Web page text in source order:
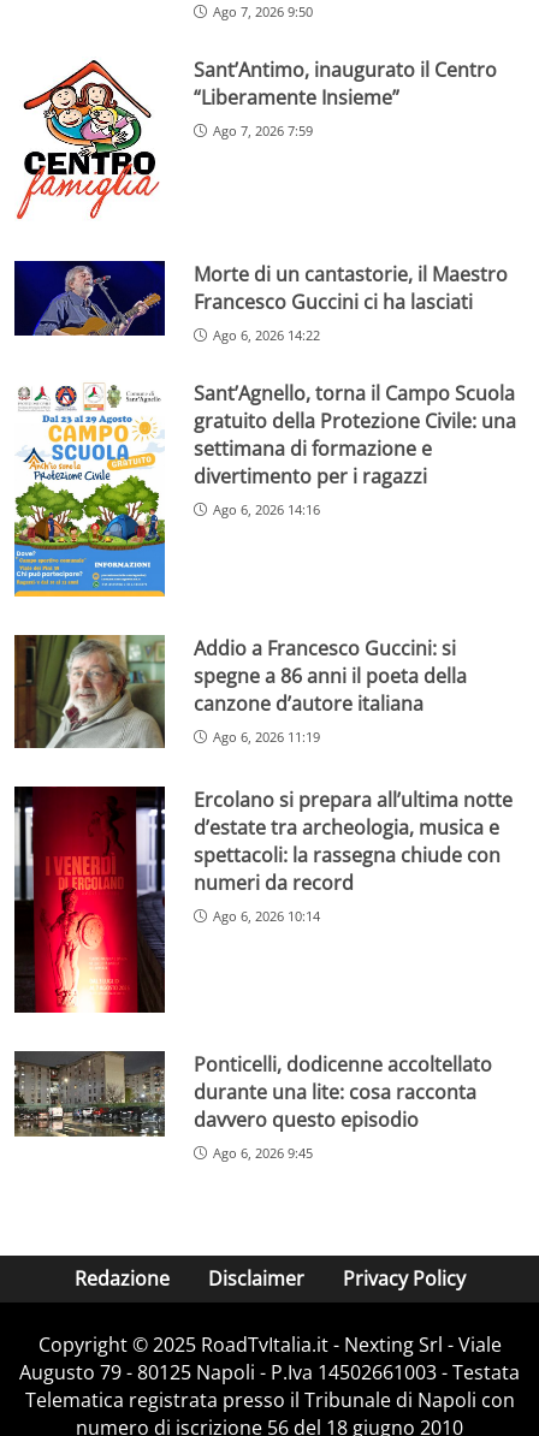
Ago 7, 2026 9:50
Sant’Antimo, inaugurato il Centro
“Liberamente Insieme”
Ago 7, 2026 7:59
Morte di un cantastorie, il Maestro
Francesco Guccini ci ha lasciati
Ago 6, 2026 14:22
Sant’Agnello, torna il Campo Scuola
gratuito della Protezione Civile: una
settimana di formazione e
divertimento per i ragazzi
Ago 6, 2026 14:16
Addio a Francesco Guccini: si
spegne a 86 anni il poeta della
canzone d’autore italiana
Ago 6, 2026 11:19
Ercolano si prepara all’ultima notte
d’estate tra archeologia, musica e
spettacoli: la rassegna chiude con
numeri da record
Ago 6, 2026 10:14
Ponticelli, dodicenne accoltellato
durante una lite: cosa racconta
davvero questo episodio
Ago 6, 2026 9:45
Redazione Disclaimer Privacy Policy
Copyright ©️ 2025 RoadTvItalia.it - Nexting Srl - Viale
Augusto 79 - 80125 Napoli - P.Iva 14502661003 - Testata
Telematica registrata presso il Tribunale di Napoli con
numero di iscrizione 56 del 18 giugno 2010